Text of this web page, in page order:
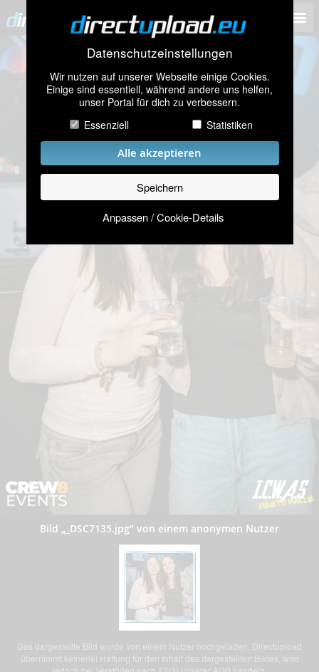
Datenschutzeinstellungen
Wir nutzen auf unserer Webseite einige Cookies.
Einige sind essentiell, während andere uns helfen,
unser Portal für dich zu verbessern.
Essenziell
Statistiken
Alle akzeptieren
Speichern
Anpassen / Cookie-Details
Bild „_DSC7135.jpg” von einem anonymen Nutzer
Das dargestellte Bild wurde von einem Nutzer hochgeladen. Directupload
übernimmt keinerlei Haftung für den Inhalt des dargestellten Bildes, wird